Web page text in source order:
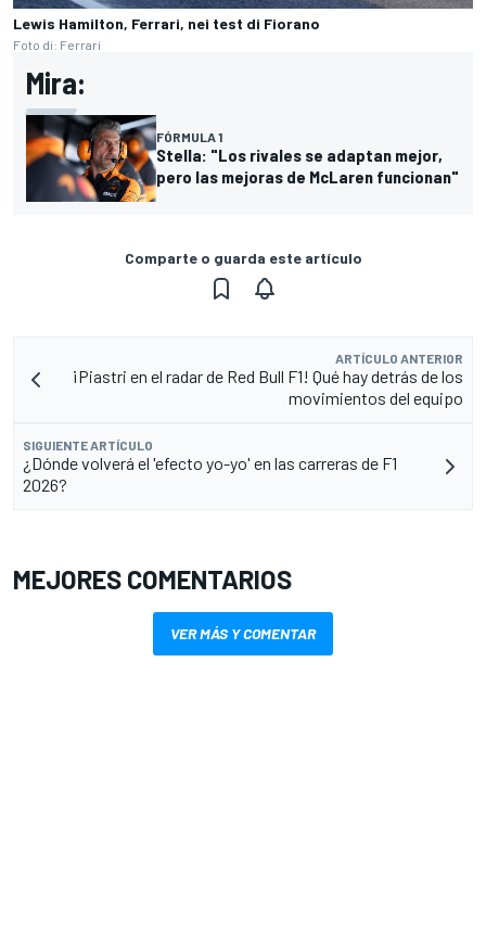
Lewis Hamilton, Ferrari, nei test di Fiorano
Foto di: Ferrari
Mira:
FÓRMULA 1
Stella: "Los rivales se adaptan mejor,
pero las mejoras de McLaren funcionan"
Comparte o guarda este artículo
ARTÍCULO ANTERIOR
¡Piastri en el radar de Red Bull F1! Qué hay detrás de los
movimientos del equipo
SIGUIENTE ARTÍCULO
¿Dónde volverá el 'efecto yo-yo' en las carreras de F1
2026?
MEJORES COMENTARIOS
VER MÁS Y COMENTAR